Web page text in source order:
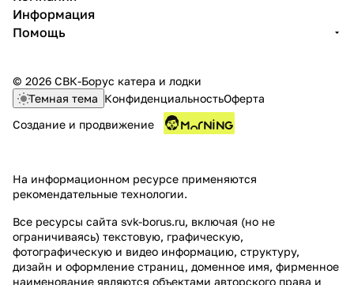
Информация
Помощь
© 2026 СВК-Борус катера и лодки
Темная тема КонфиденциальностьОферта
Создание и продвижение
На информационном ресурсе применяются
рекомендательные технологии.
Все ресурсы сайта svk-borus.ru, включая (но не
ограничиваясь) текстовую, графическую,
фотографическую и видео информацию, структуру,
дизайн и оформление страниц, доменное имя, фирменное
наименование являются объектами авторского права и